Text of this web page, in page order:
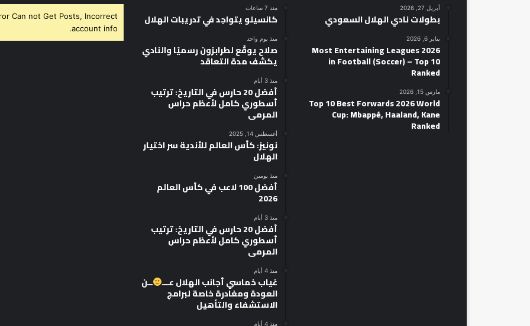
أبريل 27, 2026
بطولات نادي الهلال السعودي
يناير 6, 2026
2026 Most Entertaining Leagues
in Football (Soccer) – Top 10
Ranked
مارس 15, 2026
Top 10 Best Forwards 2026 World
Cup: Mbappé, Haaland, Kane
Ranked
منذ 7 ساعات
كانسيلو يتواجد في تدريبات الهلال
منذ يوم واحد
صلاح يوقّع لطرابزون رسميًا والنادي
يكشف مدة التعاقد
منذ 3 أيام
أفضل 20 حارس في التاريخ: ترتيب
أسطوري كامل لأعظم حراس
المرمى
أغسطس 14, 2025
نونيز: كأس العالم للأندية سر اختيار
الهلال
منذ يومين
أفضل 100 لاعب في كأس العالم
2026
منذ 3 أيام
أفضل 20 حارس في التاريخ: ترتيب
أسطوري كامل لأعظم حراس
المرمى
منذ 4 أيام
غياب خماسي أجانب الهلال عـــ ــن
العودة ومغادرة خاصة لبرامج
الاستشفاء والتأهيل
منذ 4 أيام
Can not Get Posts, Incorrect
account info.